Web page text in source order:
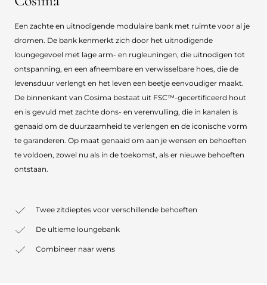
Een zachte en uitnodigende modulaire bank met ruimte voor al je
dromen. De bank kenmerkt zich door het uitnodigende
loungegevoel met lage arm- en rugleuningen, die uitnodigen tot
ontspanning, en een afneembare en verwisselbare hoes, die de
levensduur verlengt en het leven een beetje eenvoudiger maakt.
De binnenkant van Cosima bestaat uit FSC™-gecertificeerd hout
en is gevuld met zachte dons- en verenvulling, die in kanalen is
genaaid om de duurzaamheid te verlengen en de iconische vorm
te garanderen. Op maat genaaid om aan je wensen en behoeften
te voldoen, zowel nu als in de toekomst, als er nieuwe behoeften
ontstaan.
Twee zitdieptes voor verschillende behoeften
De ultieme loungebank
Combineer naar wens